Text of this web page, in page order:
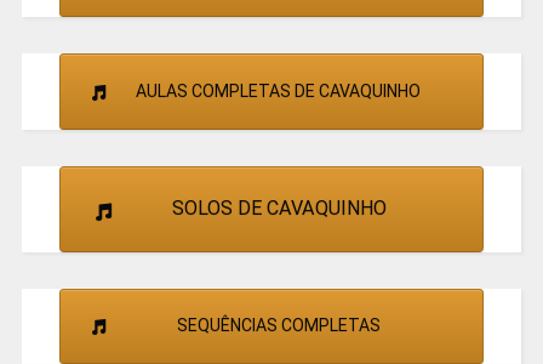
AULAS COMPLETAS DE CAVAQUINHO
SOLOS DE CAVAQUINHO
SEQUÊNCIAS COMPLETAS